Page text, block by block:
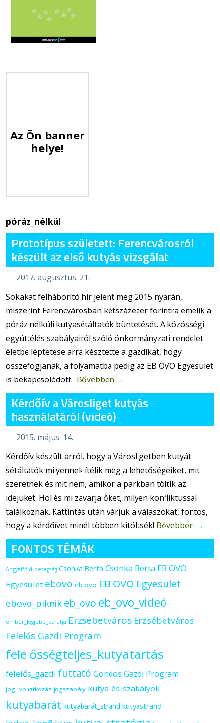
Az Ön banner
helye!
póráz_nélkül
Prototípus született: Ferencvárosról
készült az első kutyás vizsgálat
2017. augusztus. 21.
Sokakat felháborító hír jelent meg 2015 nyarán,
miszerint Ferencvárosban kétszázezer forintra emelik a
póráz nélküli kutyasétáltatók büntetését. A közösségi
együttélés szabályairól szóló önkormányzati rendelet
életbe léptetése arra késztette a gazdikat, hogy
összefogjanak, a folyamatba pedig az EB OVO Egyesület
is bekapcsolódott. Bővebben →
Kérdőív a Városliget kutyás
használatáról (videó)
2015. május. 14.
Kérdőív készült arról, hogy a Városligetben kutyát
sétáltatók milyennek ítélik meg a lehetőségeiket, mit
szeretnek és mit nem, amikor a parkban töltik az
idejüket. Hol és mi zavarja őket, milyen konfliktussal
találkoznak. Kattintás után várjuk a válaszokat, fontos,
hogy a kérdőívet minél többen kitöltsék! Bővebben →
FONTOS TÉMÁK
Angyalföld betegség Csonka Berta Csonka Berta EB OVO
Egyesület ebovo eb ovo EB OVO Egyesület
ebovo_piknik eb_ovo eb_ovo_videó
ember_legjobb_barátja Erzsébetváros Erzsébetváros
Felelős Gazdi Program
felelősségteljes_kutyatartás
felelős_gazdi futtató Gondos Gazdi Program
jogi_vonatkozás jogszabály kutya-és-szabályok
kutyabarát kutyabarát_strand kutyastrand